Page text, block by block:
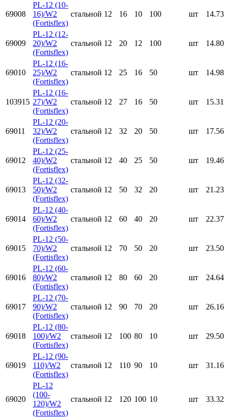
69008
PL-12 (10-
16)/W2
(Fortisflex)
стальной 12 16 10 100 шт 14.73
69009
PL-12 (12-
20)/W2
(Fortisflex)
стальной 12 20 12 100 шт 14.80
69010
PL-12 (16-
25)/W2
(Fortisflex)
стальной 12 25 16 50 шт 14.98
103915
PL-12 (16-
27)/W2
(Fortisflex)
стальной 12 27 16 50 шт 15.31
69011
PL-12 (20-
32)/W2
(Fortisflex)
стальной 12 32 20 50 шт 17.56
69012
PL-12 (25-
40)/W2
(Fortisflex)
стальной 12 40 25 50 шт 19.46
69013
PL-12 (32-
50)/W2
(Fortisflex)
стальной 12 50 32 20 шт 21.23
69014
PL-12 (40-
60)/W2
(Fortisflex)
стальной 12 60 40 20 шт 22.37
69015
PL-12 (50-
70)/W2
(Fortisflex)
стальной 12 70 50 20 шт 23.50
69016
PL-12 (60-
80)/W2
(Fortisflex)
стальной 12 80 60 20 шт 24.64
69017
PL-12 (70-
90)/W2
(Fortisflex)
стальной 12 90 70 20 шт 26.16
69018
PL-12 (80-
100)/W2
(Fortisflex)
стальной 12 100 80 10 шт 29.50
69019
PL-12 (90-
110)/W2
(Fortisflex)
стальной 12 110 90 10 шт 31.16
69020
PL-12
(100-
120)/W2
(Fortisflex)
стальной 12 120 100 10 шт 33.32